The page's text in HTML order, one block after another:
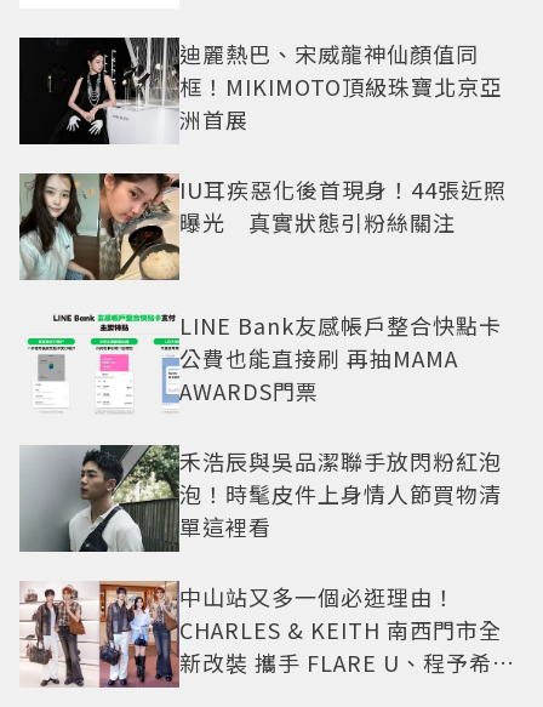
迪麗熱巴、宋威龍神仙顏值同
框！MIKIMOTO頂級珠寶北京亞
洲首展
IU耳疾惡化後首現身！44張近照
曝光 真實狀態引粉絲關注
LINE Bank友感帳戶整合快點卡
公費也能直接刷 再抽MAMA
AWARDS門票
禾浩辰與吳品潔聯手放閃粉紅泡
泡！時髦皮件上身情人節買物清
單這裡看
中山站又多一個必逛理由！
CHARLES & KEITH 南西門市全
新改裝 攜手 FLARE U、程予希演